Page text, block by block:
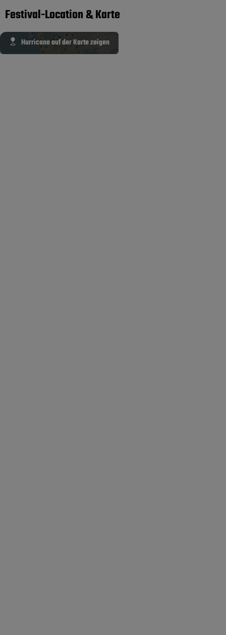
Festival-Location & Karte
Hurricane auf der Karte zeigen